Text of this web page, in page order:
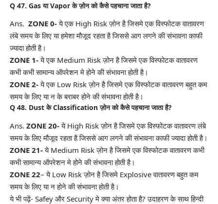
Q 47. Gas या Vapor के ज़ोन को कैसे पहचाना जाता है?
Ans. ZONE 0-ये एक High Risk ज़ोन है जिसमे एक विस्फोटक वातावरण
लंबे समय के लिए या हमेशा मौजूद रहता है जिससे आग लगने की संभावना काफी
ज्यादा होती है।
ZONE 1-ये एक Medium Risk ज़ोन है जिसमे एक विस्फोटक वातावरण
कभी कभी सामान्य ऑपरेशन मे होने की संभावना होती है।
ZONE 2-ये एक Low Risk ज़ोन है जिसमे एक विस्फोटक वातावरण बहुत कम
समय के लिए या न के बराबर होने की संभावना होती है।
Q 48. Dust के Classification ज़ोन को कैसे पहचाना जाता है?
Ans. ZONE 20-ये High Risk ज़ोन है जिसमे एक विस्फोटक वातावरण लंबे
समय के लिए मौजूद रहता है जिससे आग लगने की संभावना काफी ज्यादा होती है।
ZONE 21-ये Medium Risk ज़ोन है जिसमे एक विस्फोटक वातावरण कभी
कभी सामान्य ऑपरेशन मे होने की संभावना होती है।
ZONE 22– ये Low Risk ज़ोन है जिसमे Explosive वातावरण बहुत कम
समय के लिए या न होने की संभावना होती है।
ये भी पढ़ें- Safey और Security मे क्या अंतर होता है? उदाहरण के साथ हिन्दी